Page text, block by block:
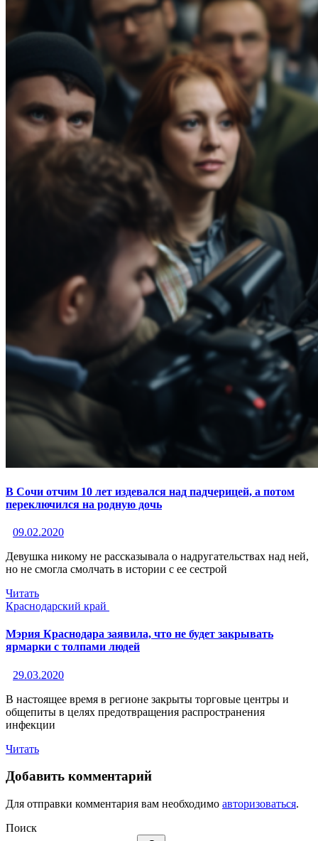
В Сочи отчим 10 лет издевался над падчерицей, а потом
переключился на родную дочь
09.02.2020
Девушка никому не рассказывала о надругательствах над ней,
но не смогла смолчать в истории с ее сестрой
Читать
Краснодарский край
Мэрия Краснодара заявила, что не будет закрывать
ярмарки с толпами людей
29.03.2020
В настоящее время в регионе закрыты торговые центры и
общепиты в целях предотвращения распространения
инфекции
Читать
Добавить комментарий
Для отправки комментария вам необходимо авторизоваться.
Поиск